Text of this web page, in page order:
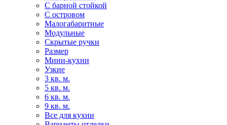
С барной стойкой
С островом
Малогабаритные
Модульные
Скрытые ручки
Размер
Мини-кухни
Узкие
3 кв. м.
5 кв. м.
6 кв. м.
9 кв. м.
Все для кухни